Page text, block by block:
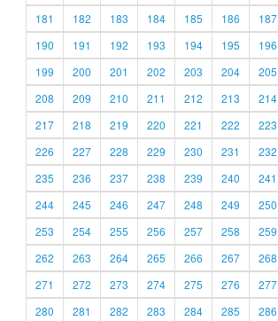
181
182 183 184 185 186 187
190
191 192 193 194 195 196
199
200 201 202 203 204 205
208
209 210 211 212 213 214
217
218 219 220 221 222 223
226
227 228 229 230 231 232
235
236 237 238 239 240 241
244
245 246 247 248 249 250
253
254 255 256 257 258 259
262
263 264 265 266 267 268
271
272 273 274 275 276 277
280
281 282 283 284 285 286